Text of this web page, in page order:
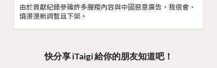
由於貢獻紀錄參雜許多腥羶內容與中國惡意廣告，我很會、
燒燙燙新詞暫且下架。
快分享 iTaigi 給你的朋友知道吧！